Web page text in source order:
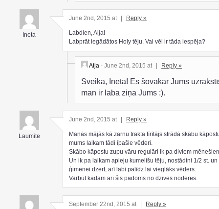
Ineta
June 2nd, 2015 at Reply »
Labdien, Aija!
Labprāt iegādātos Holy tēju. Vai vēl ir tāda iespēja?
Aija - June 2nd, 2015 at | Reply »
Sveika, Ineta! Es šovakar Jums
man ir laba ziņa Jums :).
Laumite
June 2nd, 2015 at Reply »
Manās mājās kā zarnu trakta tīrītājs strādā skābu
mums laikam tādi īpašie vēderi.
Skābo kāpostu zupu vāru regulāri ik pa diviem
Un ik pa laikam apleju kumelīšu tēju, nostādini 1/2 st.
ģimenei dzert, arī labi palīdz lai vieglāks vēders.
Varbūt kādam arī šis padoms no dzīves noderēs.
September 22nd, 2015 at Reply »